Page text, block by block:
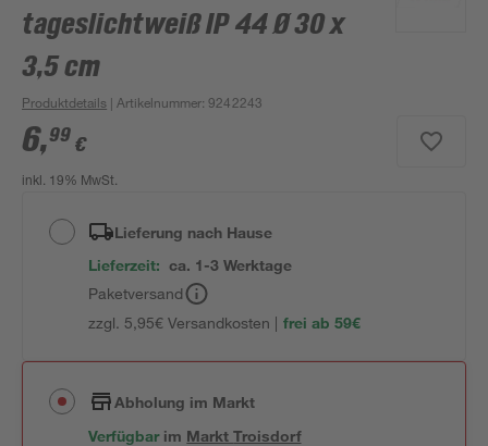
tageslichtweiß IP 44 Ø 30 x
3,5 cm
Produktdetails | Artikelnummer:9242243
6,99 €
inkl. 19% MwSt.
Lieferung nach Hause
Lieferzeit: ca. 1-3 Werktage
Paketversand
zzgl. 5,95€ Versandkosten | frei ab 59€
Abholung im Markt
Verfügbar im MarktTroisdorf